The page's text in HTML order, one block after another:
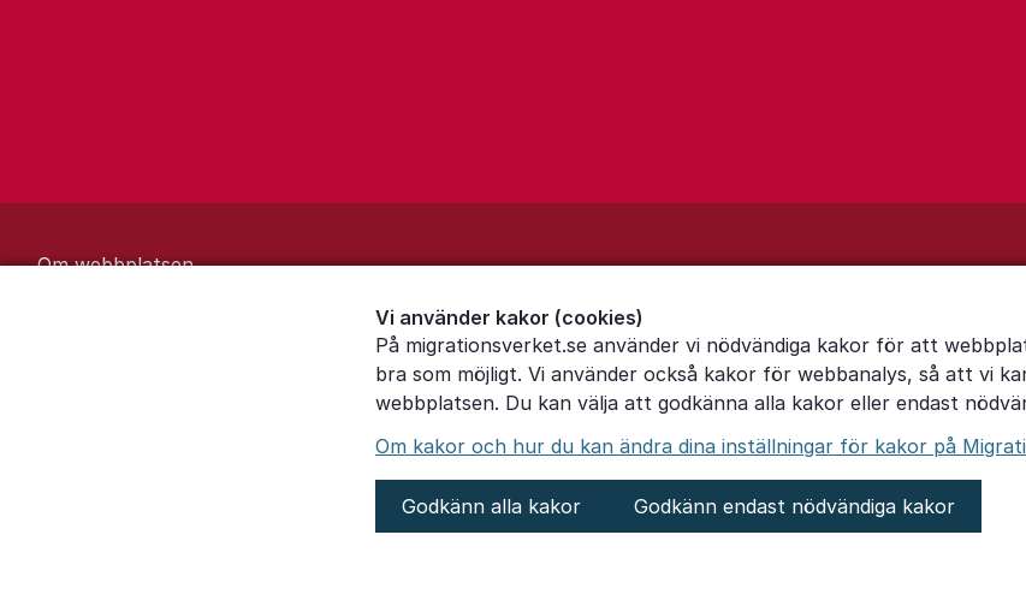
Vi använder kakor (cookies)
På migrationsverket.se använder vi nödvändiga kakor för att
bra som möjligt. Vi använder också kakor för webbanalys, så att vi
webbplatsen. Du kan välja att godkänna alla kakor eller endast
Om kakor och hur du kan ändra dina inställningar för kakor på
Godkänn alla kakor Godkänn endast nödvändiga kakor
Om webbplatsen